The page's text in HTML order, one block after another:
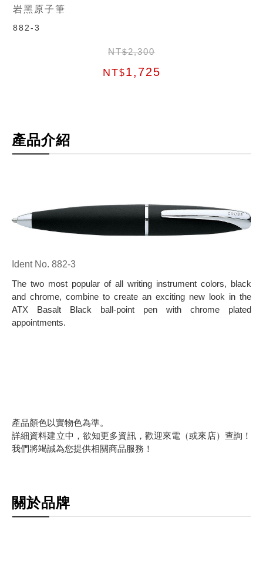
岩黑原子筆
882-3
NT$2,300
NT$1,725
產品介紹
Ident No. 882-3
The two most popular of all writing instrument colors, black
and chrome, combine to create an exciting new look in the
ATX Basalt Black ball-point pen with chrome plated
appointments.
產品顏色以實物色為準。
詳細資料建立中，欲知更多資訊，歡迎來電（或來店）查詢！
我們將竭誠為您提供相關商品服務！
關於品牌